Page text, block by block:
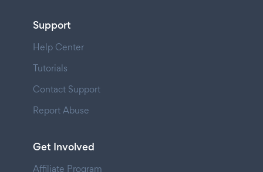
Support
Help Center
Tutorials
Contact Support
Report Abuse
Get Involved
Affiliate Program